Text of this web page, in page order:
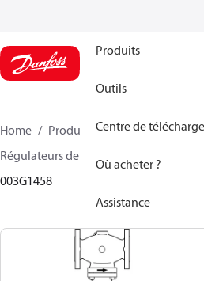
Produits
Outils
Centre de
Où acheter ?
Assistance
Home Produits
Climate Solutions
Régulateurs de pression et contrôleurs
003G1458